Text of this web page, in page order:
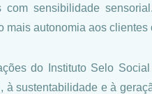
com sensibilidade
mais autonomia aos clientes
do Instituto Selo
sustentabilidade e à